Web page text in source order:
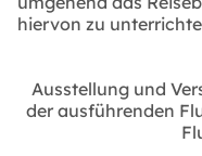
hiervon zu
Ausstellung und
der ausführenden